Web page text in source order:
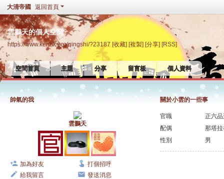
大清帝國 返回首頁
雲鵬天的個人空間
https://www.kenhk.org/qingshi/?23187 [收藏] [複製] [分享] [RSS]
空間首頁 主題 分享 留言板 個人資料
帥氣的我
雲鵬天
加為好友
打個招呼
給我留言
發送消息
關於小雲的一些事
官職
正六
配偶
那塔
性別
男